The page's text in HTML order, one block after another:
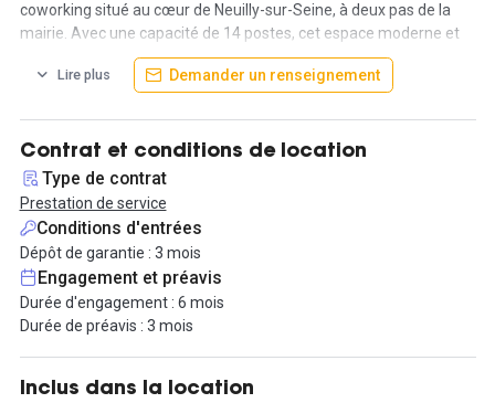
coworking situé au cœur de Neuilly-sur-Seine, à deux pas de la
mairie. Avec une capacité de 14 postes, cet espace moderne et
fonctionnel est conçu pour répondre à tous vos besoins
professionnels.
Cet espace est idéalement situé à proximité de l'avenue Charles
de Gaulle, qui relie le Pont de Neuilly à la Porte Maillot. Cette
adresse stratégique offre une excellente connectivité aux
principaux centres d'affaires de Paris et de la région parisienne.
De plus, la station de métro Les Sablons (ligne 1) est à deux pas,
garantissant un accès rapide et pratique au cœur de la ville, y
compris à la Rue de l'Hôtel de Ville.
Profitez d'un espace de travail soigneusement aménagé sur un
étage moderne de 2000 m². Des espaces de collaboration aux
zones de détente, tout a été pensé pour vous offrir un cadre
propice à la réussite de vos projets.
Lire plus Demander un renseignement
Contrat et conditions de location
Type de contrat
Prestation de service
Conditions d'entrées
Dépôt de garantie : 3 mois
Engagement et préavis
Durée d'engagement : 6 mois
Durée de préavis : 3 mois
Inclus dans la location